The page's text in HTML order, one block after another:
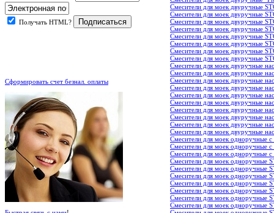
Получать HTML?
Сформировать счет безнал. оплаты
Смесители для моек двуручные
Смесители для моек двуручные
Смесители для моек двуручные
Смесители для моек двуручные
Смесители для моек двуручные
Смесители для моек двуручные
Смесители для моек двуручные
Смесители для моек двуручные
Смесители для моек двуручные
Смесители для моек двуручные
Смесители для моек двуручные
Смесители для моек двуручные
Смесители для моек двуручные
Смесители для моек двуручные
Смесители для моек двуручные
Смесители для моек двуручные
Смесители для моек двуручные
Смесители для моек двуручные
Смесители для моек одноручные
Смесители для моек одноручные
Смесители для моек одноручные
Смесители для моек одноручные
Смесители для моек одноручные
Смесители для моек одноручные
Смесители для моек одноручные
Смесители для моек одноручные
Смесители для моек одноручные
Смесители для моек одноручные